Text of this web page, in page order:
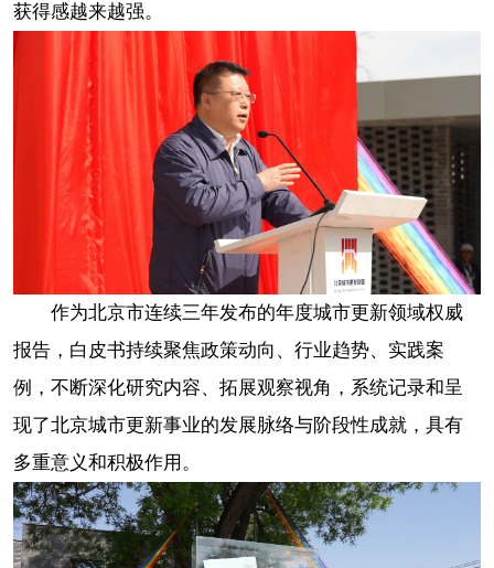
获得感越来越强。
作为北京市连续三年发布的年度城市更新领域权威
报告，白皮书持续聚焦政策动向、行业趋势、实践案
例，不断深化研究内容、拓展观察视角，系统记录和呈
现了北京城市更新事业的发展脉络与阶段性成就，具有
多重意义和积极作用。